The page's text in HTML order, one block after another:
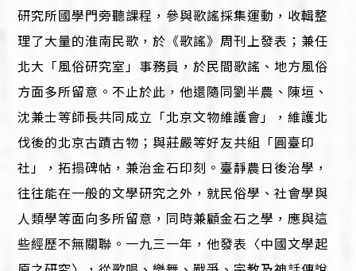
研究所國學門旁聽課程，參與歌謠採集運動，收輯整
理了大量的淮南民歌，於《歌謠》周刊上發表；兼任
北大「風俗研究室」事務員，於民間歌謠、地方風俗
方面多所留意。不止於此，他還隨同劉半農、陳垣、
沈兼士等師長共同成立「北京文物維護會」，維護北
伐後的北京古蹟古物；與莊嚴等好友共組「圓臺印
社」，拓搨碑帖，兼治金石印刻。臺靜農日後治學，
往往能在一般的文學研究之外，就民俗學、社會學與
人類學等面向多所留意，同時兼顧金石之學，應與這
些經歷不無關聯。一九三一年，他發表〈中國文學起